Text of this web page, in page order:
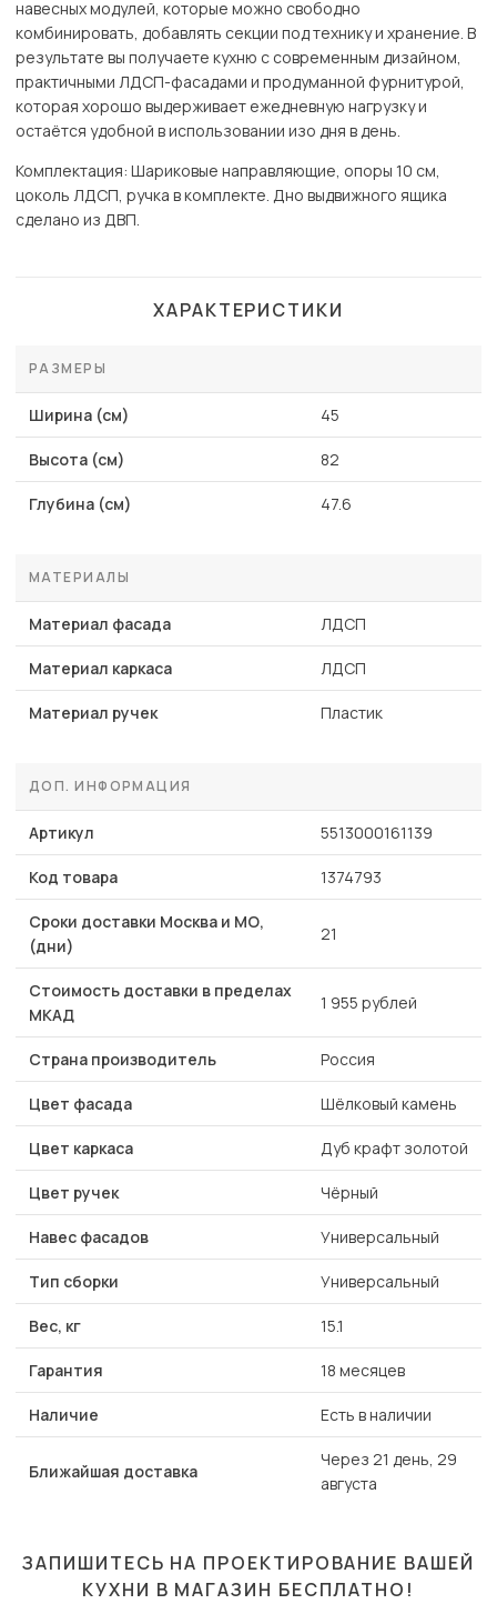
навесных модулей, которые можно свободно
комбинировать, добавлять секции под технику и хранение. В
результате вы получаете кухню с современным дизайном,
практичными ЛДСП-фасадами и продуманной фурнитурой,
которая хорошо выдерживает ежедневную нагрузку и
остаётся удобной в использовании изо дня в день.
Комплектация: Шариковые направляющие, опоры 10 см,
цоколь ЛДСП, ручка в комплекте. Дно выдвижного ящика
сделано из ДВП.
ХАРАКТЕРИСТИКИ
РАЗМЕРЫ
Ширина (см) 45
Высота (см) 82
Глубина (см) 47.6
МАТЕРИАЛЫ
Материал фасада ЛДСП
Материал каркаса ЛДСП
Материал ручек Пластик
ДОП. ИНФОРМАЦИЯ
Артикул 5513000161139
Код товара 1374793
Сроки доставки Москва и МО,
(дни)
21
Стоимость доставки в пределах
МКАД
1 955 рублей
Страна производитель Россия
Цвет фасада Шёлковый камень
Цвет каркаса Дуб крафт золотой
Цвет ручек Чёрный
Навес фасадов Универсальный
Тип сборки Универсальный
Вес, кг 15.1
Гарантия 18 месяцев
Наличие Есть в наличии
Ближайшая доставка
Через 21 день, 29
августа
ЗАПИШИТЕСЬ НА ПРОЕКТИРОВАНИЕ ВАШЕЙ
КУХНИ В МАГАЗИН БЕСПЛАТНО!